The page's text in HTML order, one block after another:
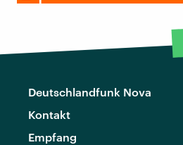
Deutschlandfunk Nova
Kontakt
Empfang